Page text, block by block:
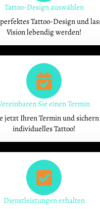
Tattoo-Design auswählen
Tattoo-Design und
Vision lebendig werden!
Sie einen Termin
jetzt Ihren Termin und
individuelles Tattoo!
Dienstleistungen erhalten